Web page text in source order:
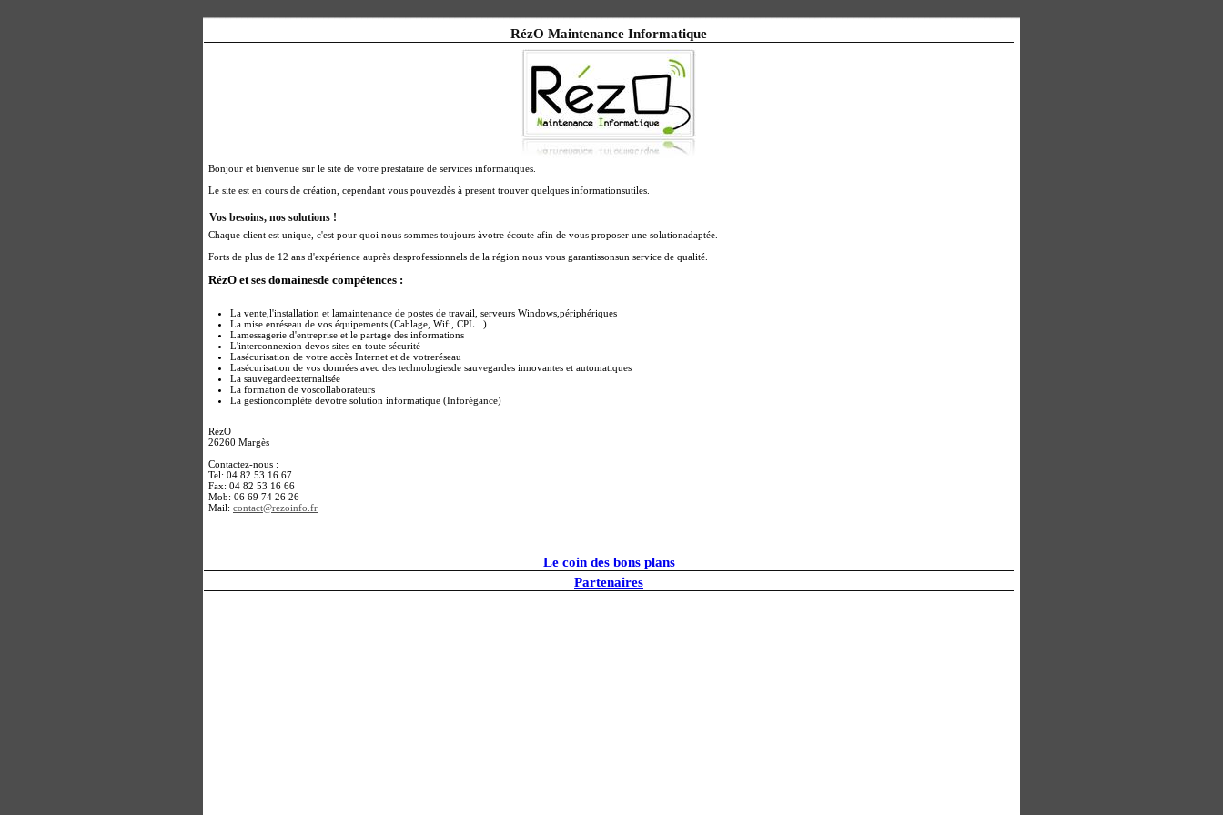
RézO Maintenance Informatique
Bonjour et bienvenue sur le site de votre prestataire de services informatiques.
Le site est en cours de création, cependant vous pouvezdès à present trouver quelques informationsutiles.
Vos besoins, nos solutions !
Chaque client est unique, c'est pour quoi nous sommes toujours àvotre écoute afin de vous proposer une solutionadaptée.
Forts de plus de 12 ans d'expérience auprès desprofessionnels de la région nous vous garantissonsun service de qualité.
RézO et ses domainesde compétences :
La vente,l'installation et lamaintenance de postes de travail, serveurs Windows,périphériques
La mise enréseau de vos équipements (Cablage, Wifi, CPL...)
Lamessagerie d'entreprise et le partage des informations
L'interconnexion devos sites en toute sécurité
Lasécurisation de votre accès Internet et de votreréseau
Lasécurisation de vos données avec des technologiesde sauvegardes innovantes et automatiques
La sauvegardeexternalisée
La formation de voscollaborateurs
La gestioncomplète devotre solution informatique (Inforégance)
RézO
26260 Margès
Contactez-nous :
Tel: 04 82 53 16 67
Fax: 04 82 53 16 66
Mob: 06 69 74 26 26
Mail: contact@rezoinfo.fr
Le coin des bons plans
Partenaires